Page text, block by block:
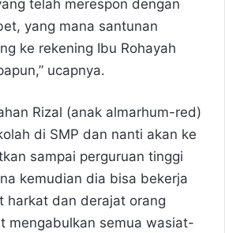
telah merespon dengan
yang mana santunan
ke rekening Ibu Rohayah
ucapnya.
Rizal (anak almarhum-red)
di SMP dan nanti akan ke
sampai perguruan tinggi
kemudian dia bisa bekerja
harkat dan derajat orang
mengabulkan semua wasiat-